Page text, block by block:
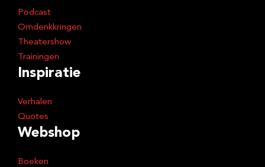
Podcast
Omdenkkringen
Theatershow
Trainingen
Inspiratie
Verhalen
Quotes
Webshop
Boeken